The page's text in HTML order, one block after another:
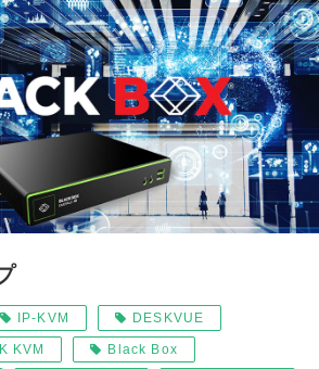
IP-KVM DESKVUE
KVM Black Box